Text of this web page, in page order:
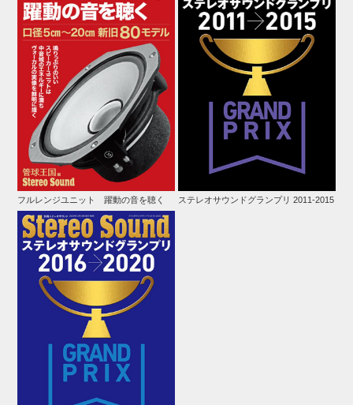
フルレンジユニット 躍動の音を聴く ステレオサウンドグランプリ 2011-2015